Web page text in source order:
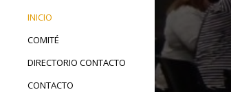
INICIO
COMITÉ
DIRECTORIO CONTACTO
CONTACTO